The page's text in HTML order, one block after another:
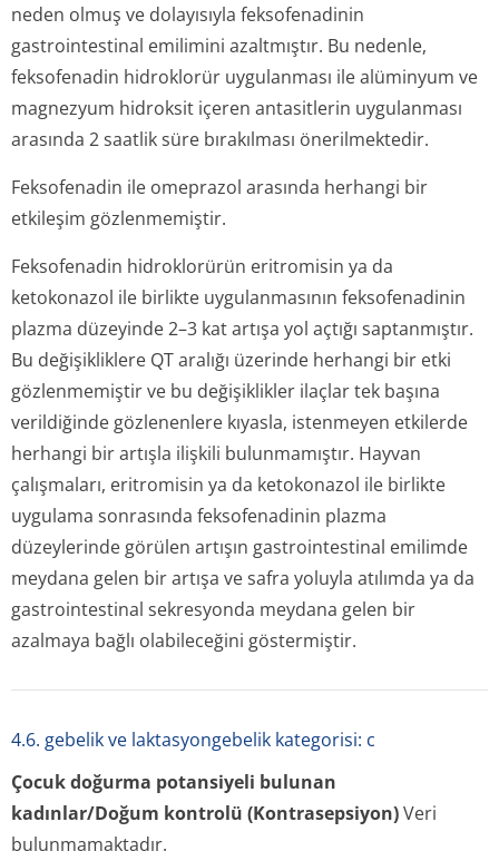
neden olmuş ve dolayısıyla feksofenadinin
gastrointestinal emilimini azaltmıştır. Bu nedenle,
feksofenadin hidroklorür uygulanması ile alüminyum ve
magnezyum hidroksit içeren antasitlerin uygulanması
arasında 2 saatlik süre bırakılması önerilmektedir.
Feksofenadin ile omeprazol arasında herhangi bir
etkileşim gözlenmemiştir.
Feksofenadin hidroklorürün eritromisin ya da
ketokonazol ile birlikte uygulanmasının feksofenadinin
plazma düzeyinde 2–3 kat artışa yol açtığı saptanmıştır.
Bu değişikliklere QT aralığı üzerinde herhangi bir etki
gözlenmemiştir ve bu değişiklikler ilaçlar tek başına
verildiğinde gözlenenlere kıyasla, istenmeyen etkilerde
herhangi bir artışla ilişkili bulunmamıştır. Hayvan
çalışmaları, eritromisin ya da ketokonazol ile birlikte
uygulama sonrasında feksofenadinin plazma
düzeylerinde görülen artışın gastrointestinal emilimde
meydana gelen bir artışa ve safra yoluyla atılımda ya da
gastrointestinal sekresyonda meydana gelen bir
azalmaya bağlı olabileceğini göstermiştir.
4.6. gebelik ve laktasyongebelik kategorisi: c
Çocuk doğurma potansiyeli bulunan
kadınlar/Doğum kontrolü (Kontrasepsiyon)Veri
bulunmamaktadır.